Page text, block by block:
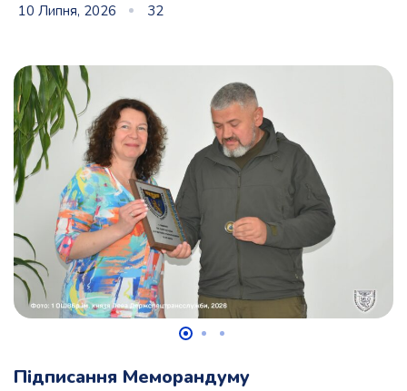
10 Липня, 2026 32
Підписання Меморандуму